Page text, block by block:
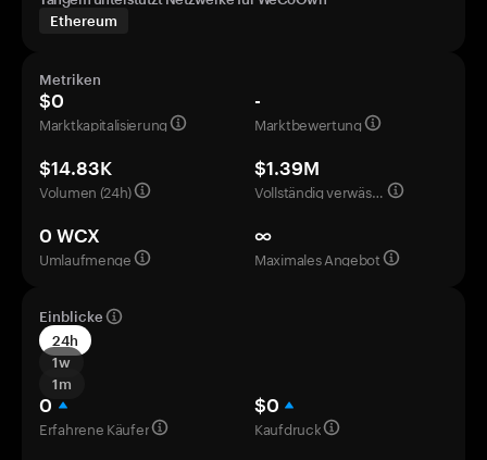
Ethereum
Metriken
$0
Marktkapitalisierung
-
Marktbewertung
$14.83K
Volumen (24h)
$1.39M
Vollständig verwässerte Bewertung
0 WCX
Umlaufmenge
∞
Maximales Angebot
Einblicke
24h
1w
1m
0
Erfahrene Käufer
$0
Kaufdruck